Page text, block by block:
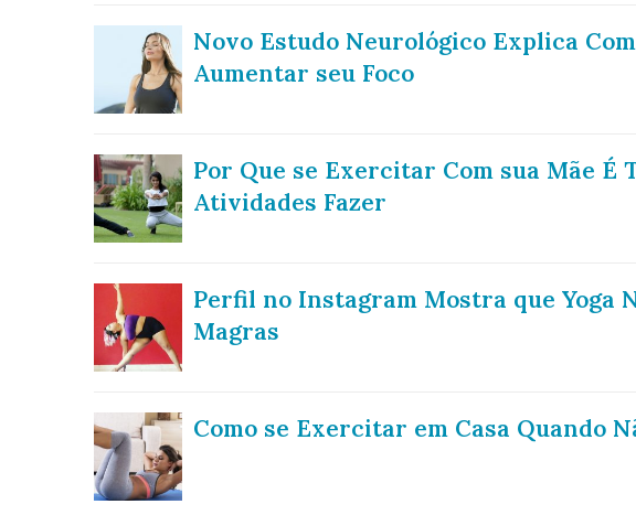
Novo Estudo Neurológico Explica
Aumentar seu Foco
Por Que se Exercitar Com sua Mãe É
Atividades Fazer
Perfil no Instagram Mostra que Yoga
Magras
Como se Exercitar em Casa Quando